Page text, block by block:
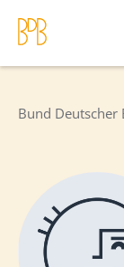
Bund Deutscher